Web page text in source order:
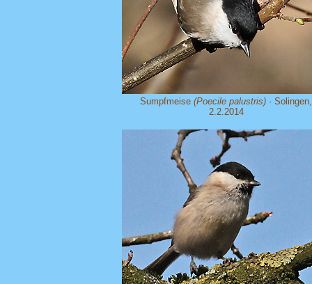
Sumpfmeise (Poecile palustris) · Solingen,
2.2.2014